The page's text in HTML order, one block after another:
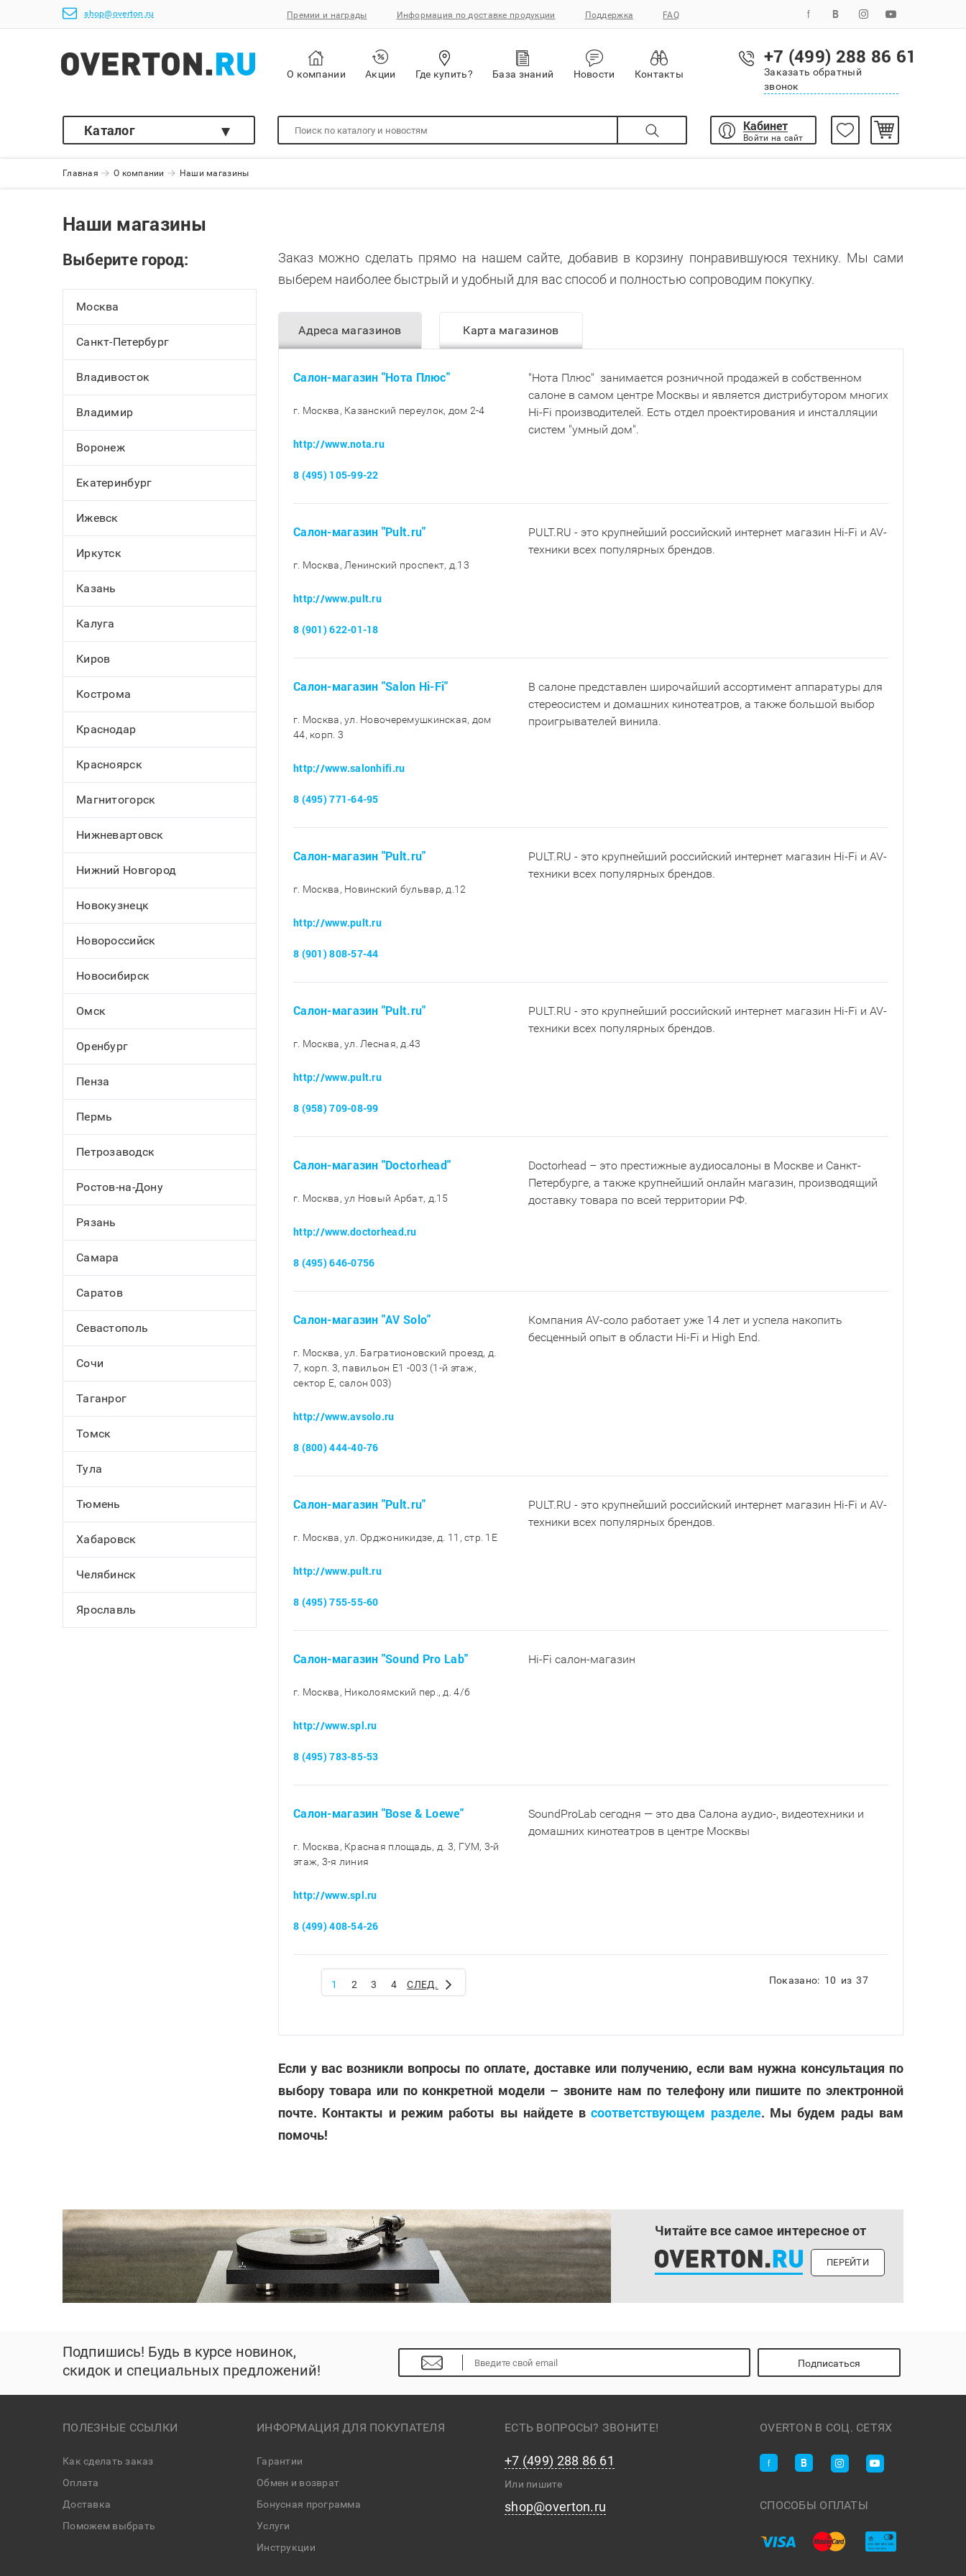
shop@overton.ru Премии и награды Информация по доставке продукции Поддержка FAQ
О компании Акции Где купить? База знаний Новости Контакты
+7 (499) 288 86 61
Заказать обратный
звонок
Каталог Кабинет
Войти на сайт
Главная О компании Наши магазины
Наши магазины
Выберите город:
Москва
Санкт-Петербург
Владивосток
Владимир
Воронеж
Екатеринбург
Ижевск
Иркутск
Казань
Калуга
Киров
Кострома
Краснодар
Красноярск
Магнитогорск
Нижневартовск
Нижний Новгород
Новокузнецк
Новороссийск
Новосибирск
Омск
Оренбург
Пенза
Пермь
Петрозаводск
Ростов-на-Дону
Рязань
Самара
Саратов
Севастополь
Сочи
Таганрог
Томск
Тула
Тюмень
Хабаровск
Челябинск
Ярославль
Заказ можно сделать прямо на нашем сайте, добавив в корзину понравившуюся технику. Мы сами
выберем наиболее быстрый и удобный для вас способ и полностью сопроводим покупку.
Адреса магазинов Карта магазинов
Салон-магазин "Нота Плюс"
г. Москва, Казанский переулок, дом 2-4
http://www.nota.ru
8 (495) 105-99-22
"Нота Плюс" занимается розничной продажей в собственном
салоне в самом центре Москвы и является дистрибутором многих
Hi-Fi производителей. Есть отдел проектирования и инсталляции
систем "умный дом".
Салон-магазин "Pult.ru"
г. Москва, Ленинский проспект, д.13
http://www.pult.ru
8 (901) 622-01-18
PULT.RU - это крупнейший российский интернет магазин Hi-Fi и AV-
техники всех популярных брендов.
Салон-магазин "Salon Hi-Fi"
г. Москва, ул. Новочеремушкинская, дом
44, корп. 3
http://www.salonhifi.ru
8 (495) 771-64-95
В салоне представлен широчайший ассортимент аппаратуры для
стереосистем и домашних кинотеатров, а также большой выбор
проигрывателей винила.
Салон-магазин "Pult.ru"
г. Москва, Новинский бульвар, д.12
http://www.pult.ru
8 (901) 808-57-44
PULT.RU - это крупнейший российский интернет магазин Hi-Fi и AV-
техники всех популярных брендов.
Салон-магазин "Pult.ru"
г. Москва, ул. Лесная, д.43
http://www.pult.ru
8 (958) 709-08-99
PULT.RU - это крупнейший российский интернет магазин Hi-Fi и AV-
техники всех популярных брендов.
Салон-магазин "Doctorhead"
г. Москва, ул Новый Арбат, д.15
http://www.doctorhead.ru
8 (495) 646-0756
Doctorhead – это престижные аудиосалоны в Москве и Санкт-
Петербурге, а также крупнейший онлайн магазин, производящий
доставку товара по всей территории РФ.
Салон-магазин "AV Solo"
г. Москва, ул. Багратионовский проезд, д.
7, корп. 3, павильон E1 -003 (1-й этаж,
сектор E, салон 003)
http://www.avsolo.ru
8 (800) 444-40-76
Компания AV-соло работает уже 14 лет и успела накопить
бесценный опыт в области Hi-Fi и High End.
Салон-магазин "Pult.ru"
г. Москва, ул. Орджоникидзе, д. 11, стр. 1E
http://www.pult.ru
8 (495) 755-55-60
PULT.RU - это крупнейший российский интернет магазин Hi-Fi и AV-
техники всех популярных брендов.
Салон-магазин "Sound Pro Lab"
г. Москва, Николоямский пер., д. 4/6
http://www.spl.ru
8 (495) 783-85-53
Hi-Fi салон-магазин
Салон-магазин "Bose & Loewe"
г. Москва, Красная площадь, д. 3, ГУМ, 3-й
этаж, 3-я линия
http://www.spl.ru
8 (499) 408-54-26
SoundProLab сегодня — это два Салона аудио-, видеотехники и
домашних кинотеатров в центре Москвы
1 2 3 4 СЛЕД. Показано: 10 из 37
Если у вас возникли вопросы по оплате, доставке или получению, если вам нужна консультация по
выбору товара или по конкретной модели – звоните нам по телефону или пишите по электронной
почте. Контакты и режим работы вы найдете всоответствующем разделе. Мы будем рады вам
помочь!
Читайте все самое интересное от
ПЕРЕЙТИ
Подпишись! Будь в курсе новинок,
скидок и специальных предложений!
Подписаться
ПОЛЕЗНЫЕ ССЫЛКИ
Как сделать заказ
Оплата
Доставка
Поможем выбрать
ИНФОРМАЦИЯ ДЛЯ ПОКУПАТЕЛЯ
Гарантии
Обмен и возврат
Бонусная программа
Услуги
Инструкции
ЕСТЬ ВОПРОСЫ? ЗВОНИТЕ!
+7 (499) 288 86 61
Или пишите
shop@overton.ru
OVERTON В СОЦ. СЕТЯХ
СПОСОБЫ ОПЛАТЫ